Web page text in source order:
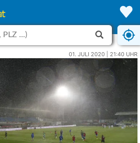
01. JULI 2020 | 21:40 UHR